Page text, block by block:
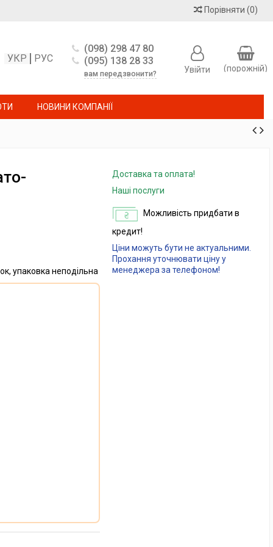
Порівняти (0)
(порожній)
РУС
УКР
(098) 298 47 80
(095) 138 28 33
вам передзвонити? Увійти
НОВИНИ КОМПАНІЇ
упаковка неподільна
Доставка та оплата!
Наші послуги
Можливість придбати в
кредит!
Ціни можуть бути не актуальними.
Прохання уточнювати ціну у
менеджера за телефоном!